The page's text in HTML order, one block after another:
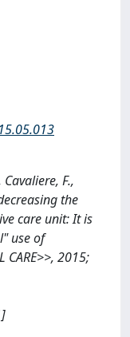
F.,
the
care unit: It is
use of
CARE>>, 2015;